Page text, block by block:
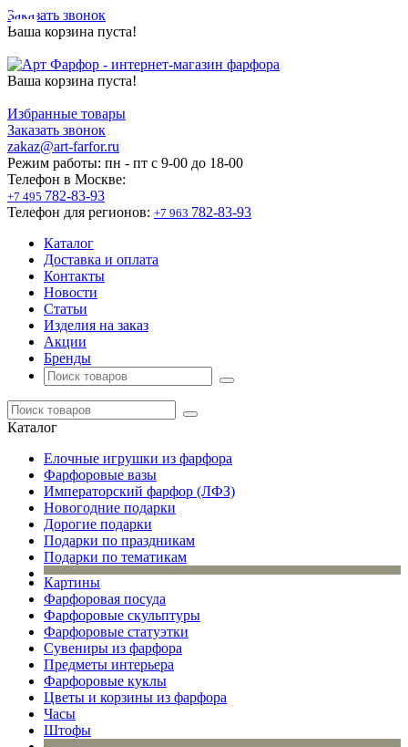
Заказать звонок
Ваша корзина пуста!
Ваша корзина пуста!
Избранные товары
Заказать звонок
zakaz@art-farfor.ru
Режим работы: пн - пт c 9-00 до 18-00
Телефон в Москве:
+7 495 782-83-93
Телефон для регионов: +7 963 782-83-93
Каталог
Доставка и оплата
Контакты
Новости
Статьи
Изделия на заказ
Акции
Бренды
Каталог
Елочные игрушки из фарфора
Фарфоровые вазы
Императорский фарфор (ЛФЗ)
Новогодние подарки
Дорогие подарки
Подарки по праздникам
Подарки по тематикам
Картины
Фарфоровая посуда
Фарфоровые скульптуры
Фарфоровые статуэтки
Сувениры из фарфора
Предметы интерьера
Фарфоровые куклы
Цветы и корзины из фарфора
Часы
Штофы